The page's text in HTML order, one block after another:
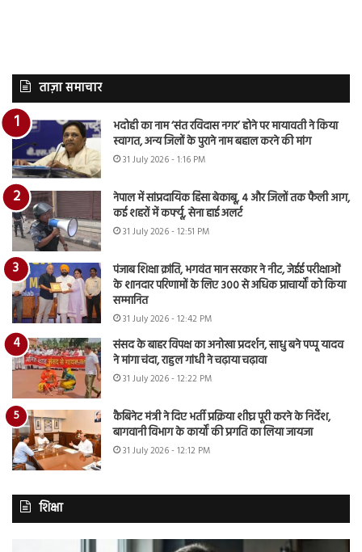
ताज़ा समाचार
भदोही का नाम ‘संत रविदास नगर’ होने पर मायावती ने किया
स्वागत, अन्य जिलों के पुराने नाम बहाल करने की मांग
31 July 2026 - 1:16 PM
नेपाल में सांप्रदायिक हिंसा बेकाबू, 4 और जिलों तक फैली आग,
कई शहरों में कर्फ्यू, सेना हाई अलर्ट
31 July 2026 - 12:51 PM
पंजाब शिक्षा क्रांति, भगवंत मान सरकार ने नीट, जेईई परीक्षाओं
के शानदार परिणामों के लिए 300 से अधिक प्राचार्यों को किया
सम्मानित
31 July 2026 - 12:42 PM
संसद के बाहर विपक्ष का अनोखा प्रदर्शन, साधु बने पप्पू यादव
ने मांगा चंदा, राहुल गांधी ने चढ़ाया चढ़ावा
31 July 2026 - 12:22 PM
कैबिनेट मंत्री ने दिए भर्ती प्रक्रिया शीघ्र पूरी करने के निर्देश,
बागवानी विभाग के कार्यों की प्रगति का लिया जायजा
31 July 2026 - 12:12 PM
शिक्षा